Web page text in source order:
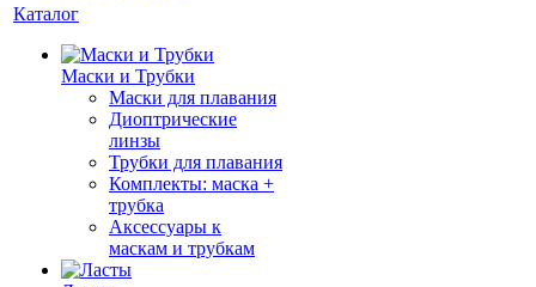
Каталог
Маски и Трубки
Маски для плавания
Диоптрические
линзы
Трубки для плавания
Комплекты: маска +
трубка
Аксессуары к
маскам и трубкам